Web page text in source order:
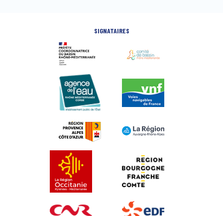
SIGNATAIRES